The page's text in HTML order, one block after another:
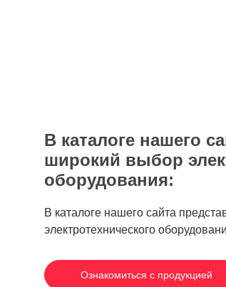
В каталоге нашего
широкий выбор
оборудования:
В каталоге нашего сайта
электротехнического
Ознакомиться с продукцией